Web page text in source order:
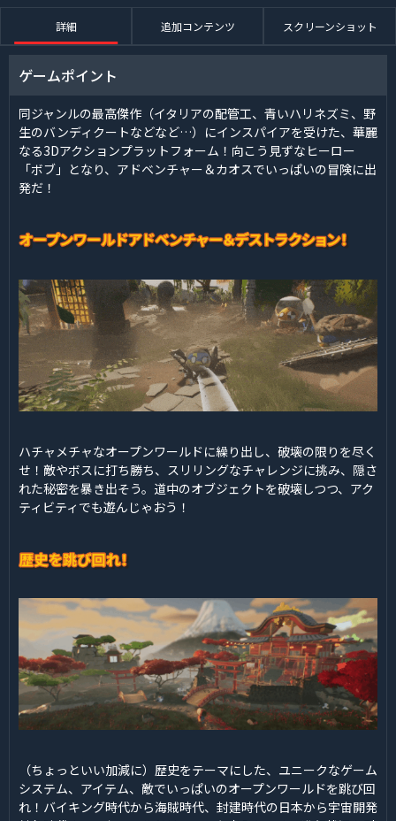
詳細 追加コンテンツ スクリーンショット
ゲームポイント
同ジャンルの最高傑作（イタリアの配管工、青いハリネズミ、野
生のバンディクートなどなど…）にインスパイアを受けた、華麗
なる3Dアクションプラットフォーム！向こう見ずなヒーロー
「ボブ」となり、アドベンチャー＆カオスでいっぱいの冒険に出
発だ！
ハチャメチャなオープンワールドに繰り出し、破壊の限りを尽く
せ！敵やボスに打ち勝ち、スリリングなチャレンジに挑み、隠さ
れた秘密を暴き出そう。道中のオブジェクトを破壊しつつ、アク
ティビティでも遊んじゃおう！
（ちょっといい加減に）歴史をテーマにした、ユニークなゲーム
システム、アイテム、敵でいっぱいのオープンワールドを跳び回
れ！バイキング時代から海賊時代、封建時代の日本から宇宙開発